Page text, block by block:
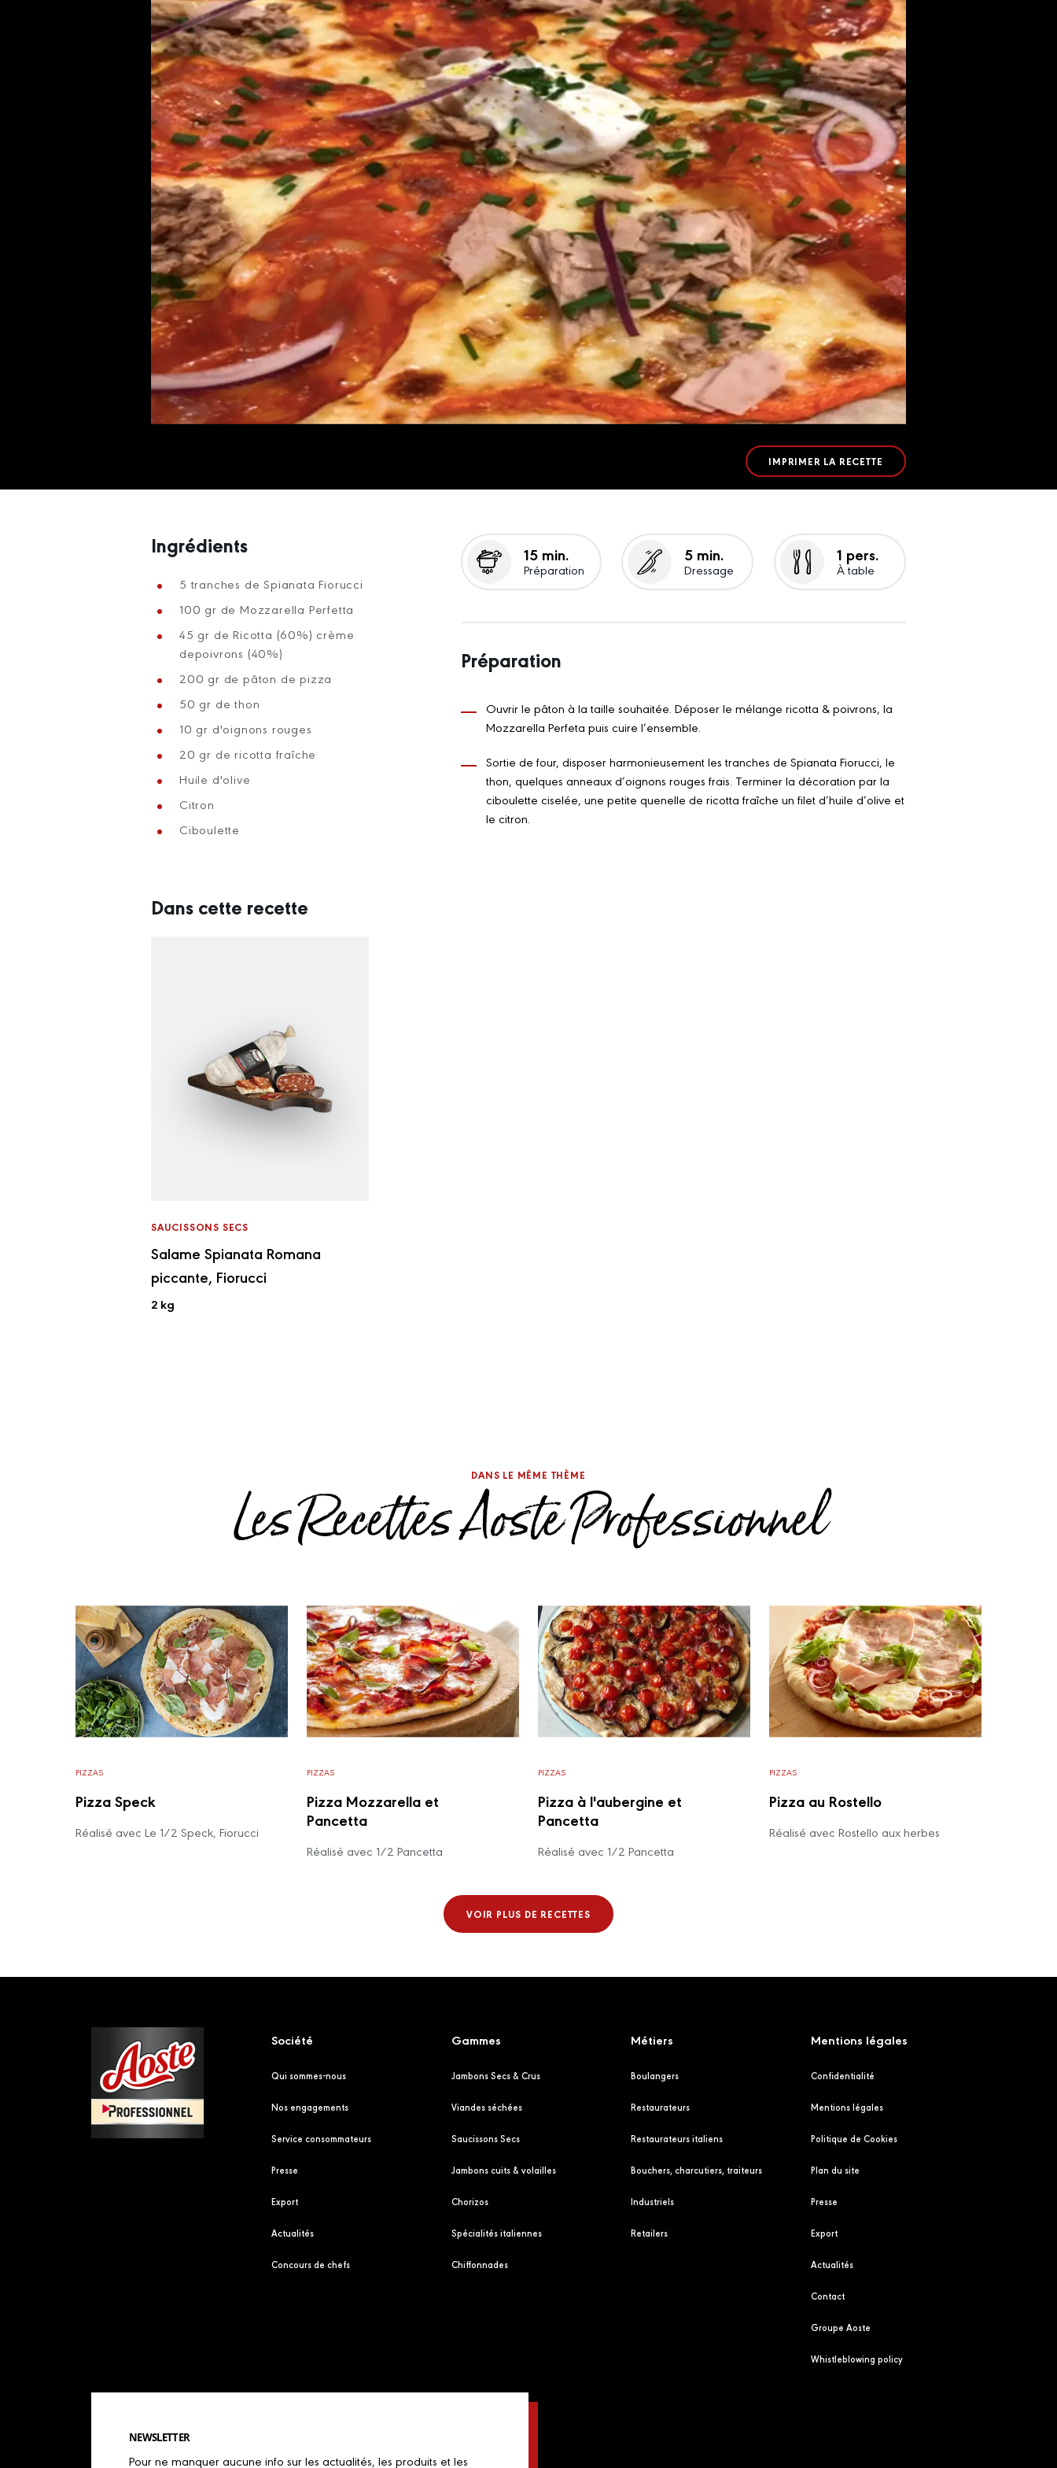
IMPRIMER LA RECETTE
Ingrédients
5 tranches de Spianata Fiorucci
100 gr de Mozzarella Perfetta
45 gr de Ricotta (60%) crème
depoivrons (40%)
200 gr de pâton de pizza
50 gr de thon
10 gr d'oignons rouges
20 gr de ricotta fraîche
Huile d'olive
Citron
Ciboulette
Dans cette recette
SAUCISSONS SECS
Salame Spianata Romana
piccante, Fiorucci
2 kg
15 min.
Préparation
5 min.
Dressage
1 pers.
À table
Préparation
Ouvrir le pâton à la taille souhaitée. Déposer le mélange ricotta & poivrons, la
Mozzarella Perfeta puis cuire l’ensemble.
Sortie de four, disposer harmonieusement les tranches de Spianata Fiorucci, le
thon, quelques anneaux d’oignons rouges frais. Terminer la décoration par la
ciboulette ciselée, une petite quenelle de ricotta fraîche un filet d’huile d’olive et
le citron.
DANS LE MÊME THÈME
Les Recettes Aoste Professionnel
PIZZAS
Pizza Speck
Réalisé avec Le 1/2 Speck, Fiorucci
PIZZAS
Pizza Mozzarella et
Pancetta
Réalisé avec 1/2 Pancetta
PIZZAS
Pizza à l'aubergine et
Pancetta
Réalisé avec 1/2 Pancetta
PIZZAS
Pizza au Rostello
Réalisé avec Rostello aux herbes
VOIR PLUS DE RECETTES
Société
Qui sommes-nous
Nos engagements
Service consommateurs
Presse
Export
Actualités
Concours de chefs
Gammes
Jambons Secs & Crus
Viandes séchées
Saucissons Secs
Jambons cuits & volailles
Chorizos
Spécialités italiennes
Chiffonnades
Métiers
Boulangers
Restaurateurs
Restaurateurs italiens
Bouchers, charcutiers, traiteurs
Industriels
Retailers
Mentions légales
Confidentialité
Mentions légales
Politique de Cookies
Plan du site
Presse
Export
Actualités
Contact
Groupe Aoste
Whistleblowing policy
NEWSLETTER
Pour ne manquer aucune info sur les actualités, les produits et les